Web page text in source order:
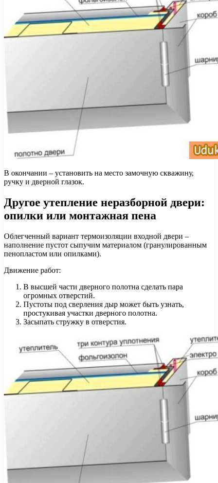
В окончании – установить на место замочную скважину,
ручку и дверной глазок.
Другое утепление неразборной двери:
опилки или монтажная пена
Облегченный вариант термоизоляции входной двери –
наполнение пустот сыпучим материалом (гранулированным
пенопластом или опилками).
Движение работ:
В высшей части дверного полотна сделать пара
огромных отверстий.
Пустоты под сверления дыр может быть узнать,
простукивая участки дверного полотна.
Засыпать стружку в отверстия.